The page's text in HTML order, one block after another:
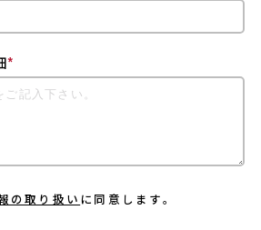
*
の取り扱い に同意します。